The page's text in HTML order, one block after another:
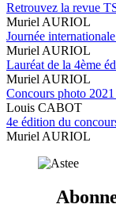
Retrouvez la revue
Muriel AURIOL
Journée
Muriel AURIOL
Lauréat de la 4ème
Muriel AURIOL
Concours photo
Louis CABOT
4e édition du
Muriel AURIOL